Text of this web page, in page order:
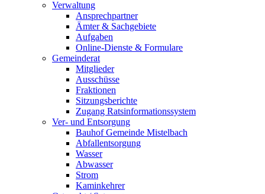
Verwaltung
Ansprechpartner
Ämter & Sachgebiete
Aufgaben
Online-Dienste & Formulare
Gemeinderat
Mitglieder
Ausschüsse
Fraktionen
Sitzungsberichte
Zugang Ratsinformationssystem
Ver- und Entsorgung
Bauhof Gemeinde Mistelbach
Abfallentsorgung
Wasser
Abwasser
Strom
Kaminkehrer